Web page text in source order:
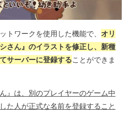
トワークを使用した機能で、 オリ
さん』のイラストを修正し、新種
サーバーに登録することができま
』は、別のプレイヤーのゲーム中
た人が正式な名前を登録すること